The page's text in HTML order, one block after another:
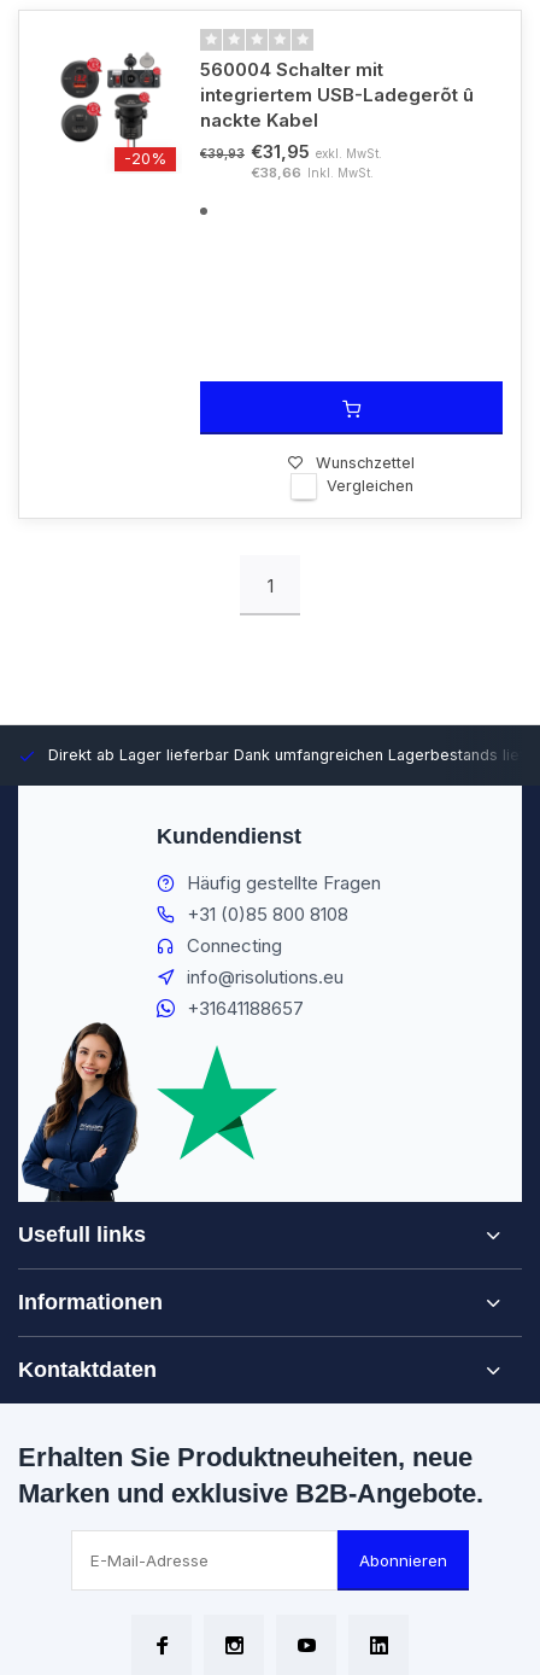
-20%
560004 Schalter mit
integriertem USB-Ladegerõt û
nackte Kabel
€39,93 €31,95 exkl. MwSt.
€38,66 Inkl. MwSt.
Wunschzettel
Vergleichen
1
Direkt ab Lager lieferbar Dank umfangreichen Lagerbestands
Kundendienst
Häufig gestellte Fragen
+31 (0)85 800 8108
Connecting
info@risolutions.eu
+31641188657
Usefull links
Informationen
Kontaktdaten
Erhalten Sie Produktneuheiten, neue
Marken und exklusive B2B-Angebote.
Abonnieren